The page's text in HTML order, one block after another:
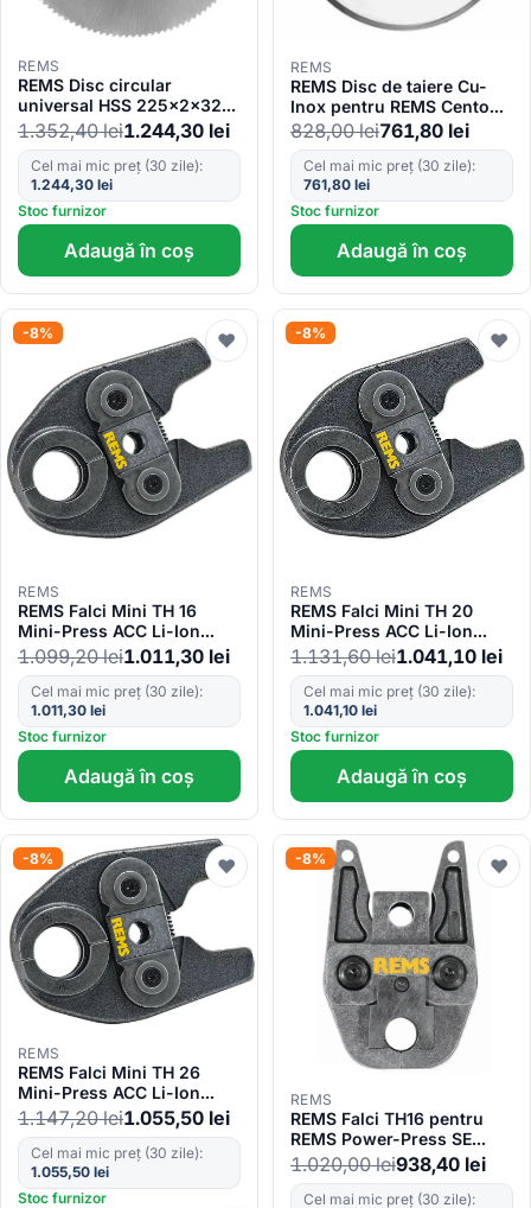
REMS
REMS Disc circular
universal HSS 225x2x32
z120 pentru REMS Turbo K
849700
1.352,40lei1.244,30 lei
Cel mai mic preț (30 zile):
1.244,30 lei
Stoc furnizor
Adaugă în coș
REMS
REMS Disc de taiere Cu-
Inox pentru REMS Cento
845050
828,00lei761,80 lei
Cel mai mic preț (30 zile):
761,80 lei
Stoc furnizor
Adaugă în coș
-8% ♥
REMS
REMS Falci Mini TH 16
Mini-Press ACC Li-Ion
Super-Aktion 578352 R
1.099,20lei1.011,30 lei
Cel mai mic preț (30 zile):
1.011,30 lei
Stoc furnizor
Adaugă în coș
-8% ♥
REMS
REMS Falci Mini TH 20
Mini-Press ACC Li-Ion
Super-Aktion 578358 R
1.131,60lei1.041,10 lei
Cel mai mic preț (30 zile):
1.041,10 lei
Stoc furnizor
Adaugă în coș
-8% ♥
REMS
REMS Falci Mini TH 26
Mini-Press ACC Li-Ion
Super-Aktion 578362 R
1.147,20lei1.055,50 lei
Cel mai mic preț (30 zile):
1.055,50 lei
Stoc furnizor
-8% ♥
REMS
REMS Falci TH16 pentru
REMS Power-Press SE
Basic-Pack 570460
1.020,00lei938,40 lei
Cel mai mic preț (30 zile):